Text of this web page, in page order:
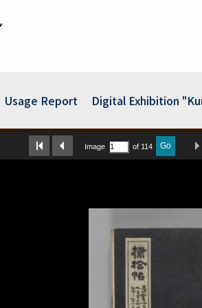
Usage Report Digital Exhibition